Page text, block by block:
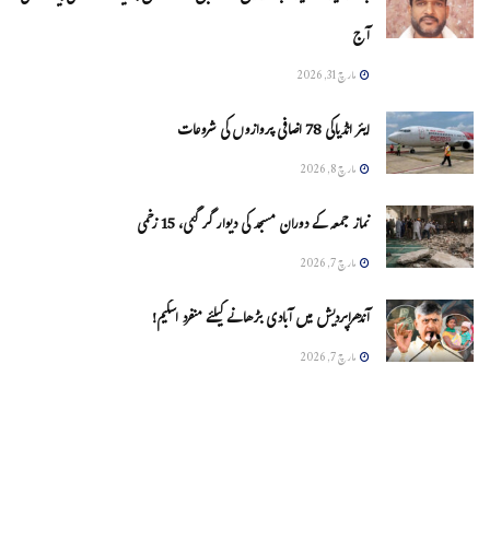
آج
مارچ 31, 2026
ایئر انڈیاکی 78 اضافی پروازوں کی شروعات
مارچ 8, 2026
نماز جمعہ کے دوران مسجد کی دیوار گر گئی، 15 زخمی
مارچ 7, 2026
آندھراپردیش میں آبادی بڑھانے کیلئے منفرد اسکیم!
مارچ 7, 2026